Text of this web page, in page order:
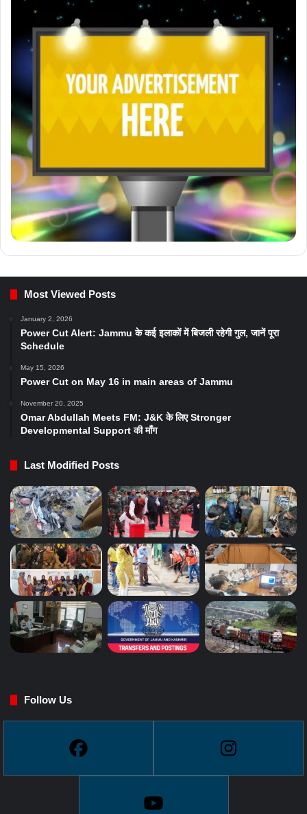
Most Viewed Posts
January 2, 2026
Power Cut Alert: Jammu के कई इलाकों में बिजली रहेगी गुल, जानें पूरा
Schedule
May 15, 2026
Power Cut on May 16 in main areas of Jammu
November 20, 2025
Omar Abdullah Meets FM: J&K के लिए Stronger
Developmental Support की माँग
Last Modified Posts
Follow Us